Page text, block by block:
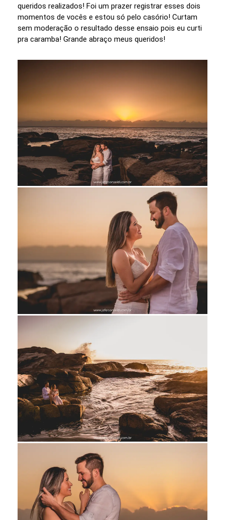
queridos realizados! Foi um prazer registrar esses dois
momentos de vocês e estou só pelo casório! Curtam
sem moderação o resultado desse ensaio pois eu curti
pra caramba! Grande abraço meus queridos!